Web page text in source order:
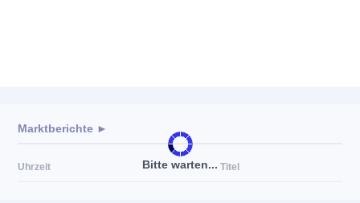
Bitte warten...
Marktberichte ►
Uhrzeit Titel